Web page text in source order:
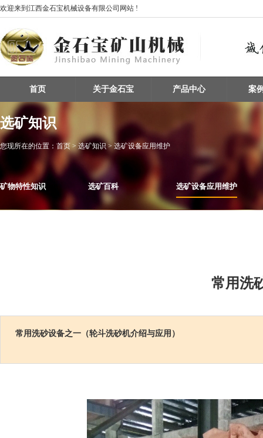
欢迎来到江西金石宝机械设备有限公司网站 !
首页 关于金石宝 产品中心 案
选矿知识
您现所在的位置： 首页 > 选矿知识 > 选矿设备应用维护
矿物特性知识 选矿百科 选矿设备应用维护
常用洗
常用洗砂设备之一（轮斗洗砂机介绍与应用）